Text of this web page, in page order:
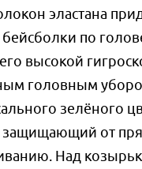
эластана
бейсболки по
высокой
головным
зелёного
от
Над